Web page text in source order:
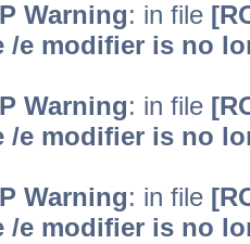
Warning: in file
/e modifier is no
Warning: in file
/e modifier is no
Warning: in file
/e modifier is no